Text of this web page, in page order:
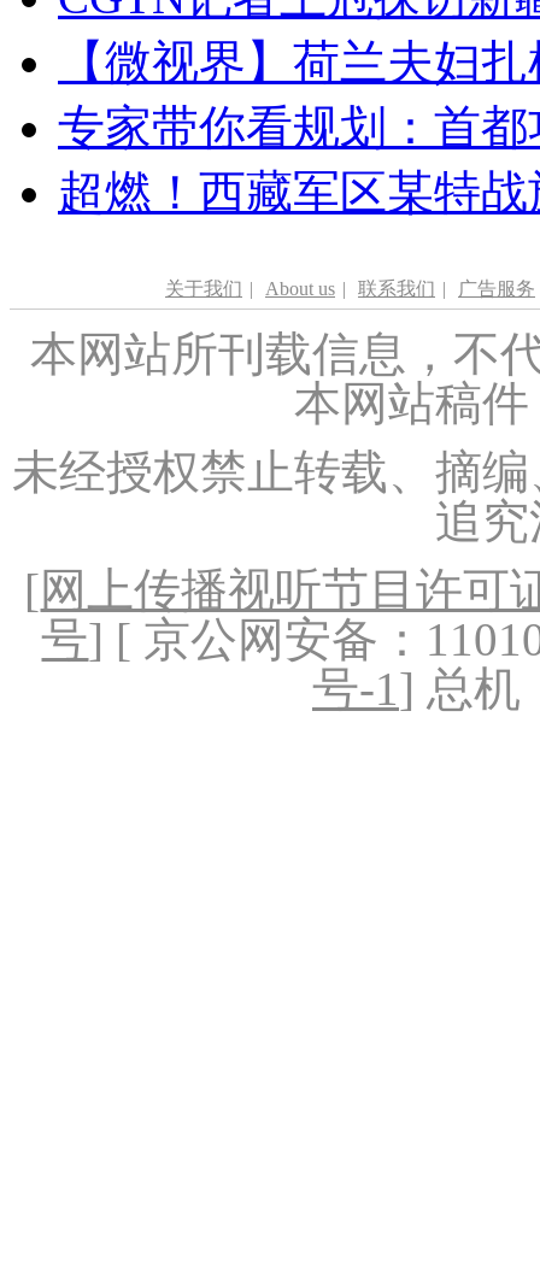
【微视界】荷兰夫妇
专家带你看规划：首
超燃！西藏军区某特
关于我们 | About us | 联系我们 | 广告服务
本网站所刊载信息，不
本网站稿
未经授权禁止转载、摘
追
[网上传播视听节目许可
号] [ 京公网安备：
号-1] 总机